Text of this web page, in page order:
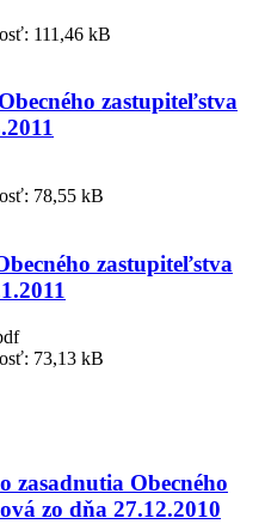
111,46 kB
zastupiteľstva
78,55 kB
zastupiteľstva
73,13 kB
zasadnutia Obecného
zo dňa 27.12.2010